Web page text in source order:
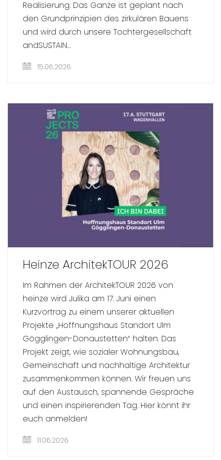
Realisierung. Das Ganze ist geplant nach
den Grundprinzipien des zirkulären Bauens
und wird durch unsere Tochtergesellschaft
andSUSTAIN…
15.06.2026
Heinze ArchitekTOUR 2026
Im Rahmen der ArchitekTOUR 2026 von
heinze wird Julika am 17. Juni einen
Kurzvortrag zu einem unserer aktuellen
Projekte „Hoffnungshaus Standort Ulm
Gögglingen-Donaustetten“ halten. Das
Projekt zeigt, wie sozialer Wohnungsbau,
Gemeinschaft und nachhaltige Architektur
zusammenkommen können. Wir freuen uns
auf den Austausch, spannende Gespräche
und einen inspirierenden Tag. Hier könnt ihr
euch anmelden!
11.06.2026